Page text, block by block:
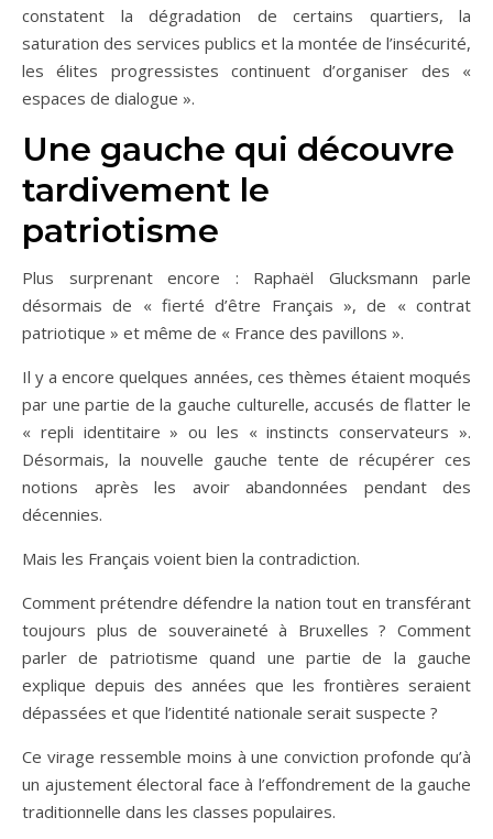
constatent la dégradation de certains quartiers, la
saturation des services publics et la montée de l’insécurité,
les élites progressistes continuent d’organiser des «
espaces de dialogue ».
Une gauche qui découvre
tardivement le
patriotisme
Plus surprenant encore : Raphaël Glucksmann parle
désormais de « fierté d’être Français », de « contrat
patriotique » et même de « France des pavillons ».
Il y a encore quelques années, ces thèmes étaient moqués
par une partie de la gauche culturelle, accusés de flatter le
« repli identitaire » ou les « instincts conservateurs ».
Désormais, la nouvelle gauche tente de récupérer ces
notions après les avoir abandonnées pendant des
décennies.
Mais les Français voient bien la contradiction.
Comment prétendre défendre la nation tout en transférant
toujours plus de souveraineté à Bruxelles ? Comment
parler de patriotisme quand une partie de la gauche
explique depuis des années que les frontières seraient
dépassées et que l’identité nationale serait suspecte ?
Ce virage ressemble moins à une conviction profonde qu’à
un ajustement électoral face à l’effondrement de la gauche
traditionnelle dans les classes populaires.